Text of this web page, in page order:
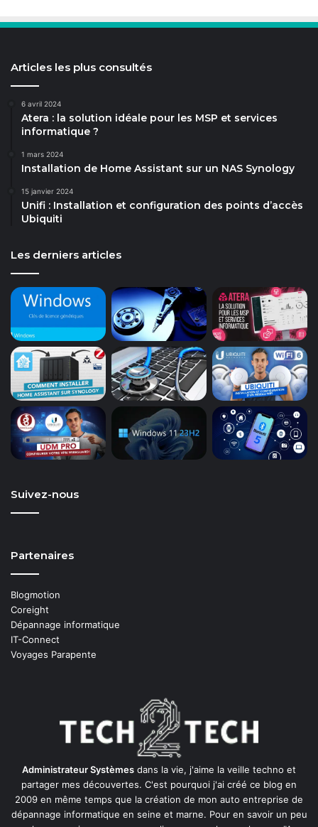
Articles les plus consultés
6 avril 2024
Atera : la solution idéale pour les MSP et services
informatique ?
1 mars 2024
Installation de Home Assistant sur un NAS Synology
15 janvier 2024
Unifi : Installation et configuration des points d’accès
Ubiquiti
Les derniers articles
Suivez-nous
Partenaires
Blogmotion
Coreight
Dépannage informatique
IT-Connect
Voyages Parapente
Administrateur Systèmes dans la vie, j'aime la veille techno et
partager mes découvertes. C'est pourquoi j'ai créé ce blog en
2009 en même temps que la création de mon auto entreprise de
dépannage informatique en seine et marne. Pour en savoir un peu